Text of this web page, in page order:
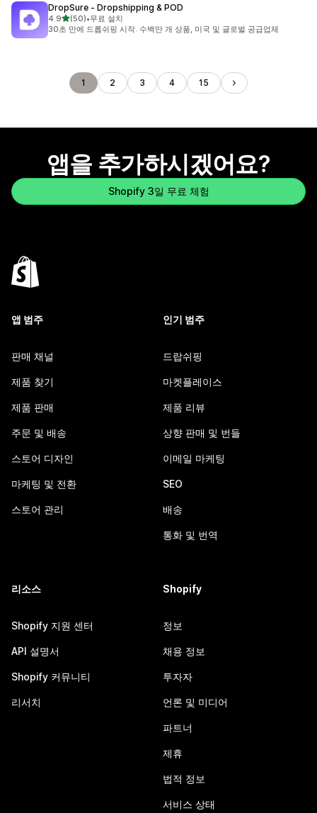
DropSure ‑ Dropshipping & POD
4.9별 5개 중
(50)
총 리뷰 50개
•무료 설치
30초 만에 드롭쉬핑 시작. 수백만 개 상품, 미국 및 글로벌 공급업체
1 2 3 4 15
앱을 추가하시겠어요?
Shopify 3일 무료 체험
앱 범주
판매 채널
제품 찾기
제품 판매
주문 및 배송
스토어 디자인
마케팅 및 전환
스토어 관리
인기 범주
드랍쉬핑
마켓플레이스
제품 리뷰
상향 판매 및 번들
이메일 마케팅
SEO
배송
통화 및 번역
리소스
Shopify 지원 센터
API 설명서
Shopify 커뮤니티
리서치
Shopify
정보
채용 정보
투자자
언론 및 미디어
파트너
제휴
법적 정보
서비스 상태